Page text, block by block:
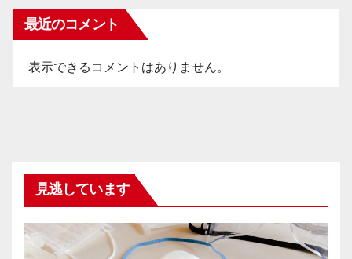
最近のコメント
表示できるコメントはありません。
見逃しています